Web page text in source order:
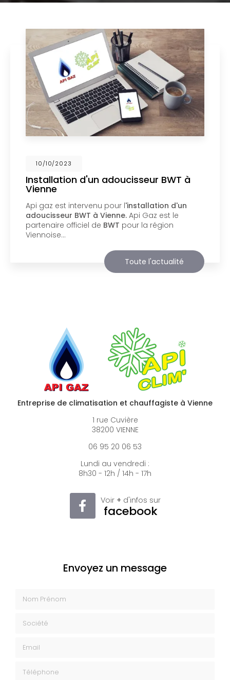
02/10/2023
Nouveau support de communication
web
Api Gaz à Viennevous présente son nouveau
support de communication web réalisé par la
sociétéBIIM COM . Vous souhaitant une
agréable visite, si vous avez besoin…
Toute l'actualité
Entreprise de climatisation et chauffagiste à Vienne
1 rue Cuvière
38200 VIENNE
06 95 20 06 53
Lundi au vendredi :
8h30 - 12h / 14h - 17h
Voir + d'infos sur
facebook
Envoyez un message